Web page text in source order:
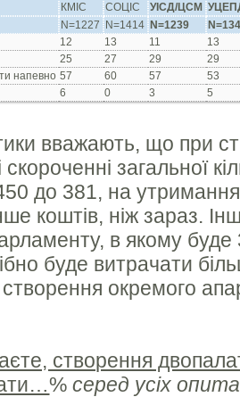
КМІС СОЦІС УІСД/ЦСМ
N=1227
N=1414 N=1239
12 13 11
13
25 27 29
29
напевно 57 60 57
53
6 0 3 5
вважають, що при
загальної
450 до 381, на
коштів, ніж зараз.
в якому буде
буде витрачати
створення окремого
створення
%серед усіх